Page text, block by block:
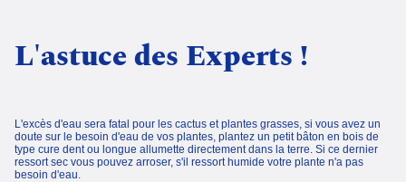
L'astuce des Experts !
L'excès d'eau sera fatal pour les cactus et plantes grasses, si vous avez un
doute sur le besoin d'eau de vos plantes, plantez un petit bâton en bois de
type cure dent ou longue allumette directement dans la terre. Si ce dernier
ressort sec vous pouvez arroser, s'il ressort humide votre plante n'a pas
besoin d'eau.